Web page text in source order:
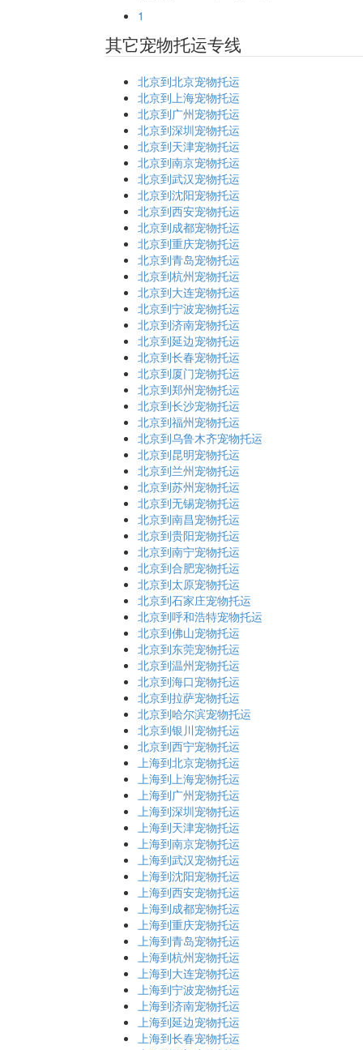
1
其它宠物托运专线
北京到北京宠物托运
北京到上海宠物托运
北京到广州宠物托运
北京到深圳宠物托运
北京到天津宠物托运
北京到南京宠物托运
北京到武汉宠物托运
北京到沈阳宠物托运
北京到西安宠物托运
北京到成都宠物托运
北京到重庆宠物托运
北京到青岛宠物托运
北京到杭州宠物托运
北京到大连宠物托运
北京到宁波宠物托运
北京到济南宠物托运
北京到延边宠物托运
北京到长春宠物托运
北京到厦门宠物托运
北京到郑州宠物托运
北京到长沙宠物托运
北京到福州宠物托运
北京到乌鲁木齐宠物托运
北京到昆明宠物托运
北京到兰州宠物托运
北京到苏州宠物托运
北京到无锡宠物托运
北京到南昌宠物托运
北京到贵阳宠物托运
北京到南宁宠物托运
北京到合肥宠物托运
北京到太原宠物托运
北京到石家庄宠物托运
北京到呼和浩特宠物托运
北京到佛山宠物托运
北京到东莞宠物托运
北京到温州宠物托运
北京到海口宠物托运
北京到拉萨宠物托运
北京到哈尔滨宠物托运
北京到银川宠物托运
北京到西宁宠物托运
上海到北京宠物托运
上海到上海宠物托运
上海到广州宠物托运
上海到深圳宠物托运
上海到天津宠物托运
上海到南京宠物托运
上海到武汉宠物托运
上海到沈阳宠物托运
上海到西安宠物托运
上海到成都宠物托运
上海到重庆宠物托运
上海到青岛宠物托运
上海到杭州宠物托运
上海到大连宠物托运
上海到宁波宠物托运
上海到济南宠物托运
上海到延边宠物托运
上海到长春宠物托运